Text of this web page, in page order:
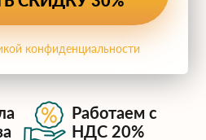
Работаем с
НДС 20%
конфиденциальности